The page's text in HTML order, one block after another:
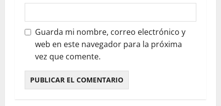
Guarda mi nombre, correo electrónico y
web en este navegador para la próxima
vez que comente.